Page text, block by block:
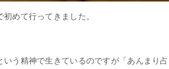
めて行ってきました。
う精神で生きているのですが「あんまり占